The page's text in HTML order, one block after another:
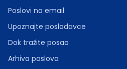
Poslovi na email
Upoznajte poslodavce
Dok tražite posao
Arhiva poslova